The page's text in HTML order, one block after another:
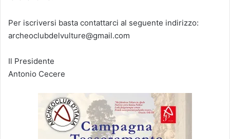
Per iscriversi basta contattarci al seguente indirizzo:
archeoclubdelvulture@gmail.com
Il Presidente
Antonio Cecere